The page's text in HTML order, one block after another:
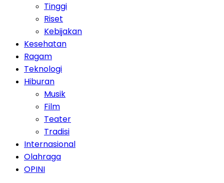
Tinggi
Riset
Kebijakan
Kesehatan
Ragam
Teknologi
Hiburan
Musik
Film
Teater
Tradisi
Internasional
Olahraga
OPINI